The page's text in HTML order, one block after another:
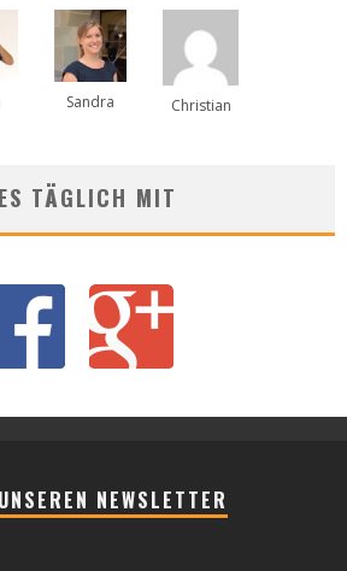
Sandra Christian
TÄGLICH MIT
NEWSLETTER